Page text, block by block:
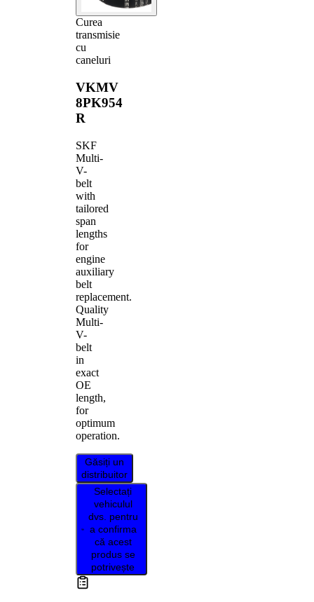
Curea
transmisie
cu
caneluri
VKMV
8PK954
R
SKF
Multi-
V-
belt
with
tailored
span
lengths
for
engine
auxiliary
belt
replacement.
Quality
Multi-
V-
belt
in
exact
OE
length,
for
optimum
operation.
Găsiți un
distribuitor
Selectați
vehiculul
dvs. pentru
a confirma
că acest
produs se
potrivește